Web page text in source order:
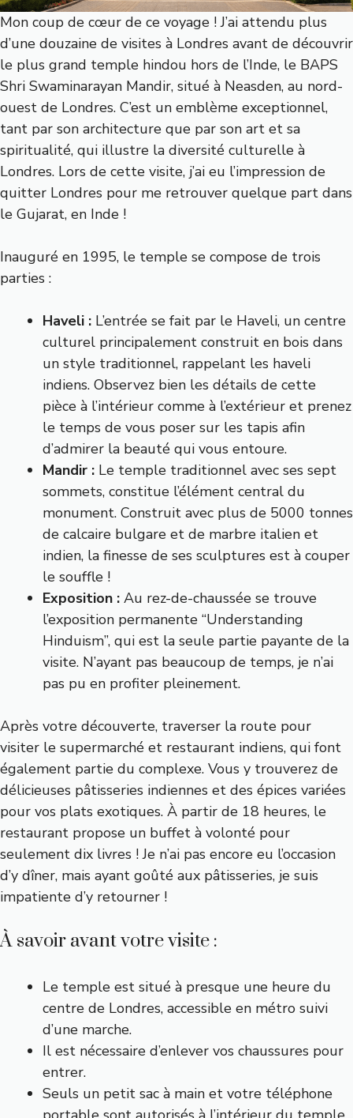
Mon coup de cœur de ce voyage ! J’ai attendu plus
d’une douzaine de visites à Londres avant de découvrir
le plus grand temple hindou hors de l’Inde, le BAPS
Shri Swaminarayan Mandir, situé à Neasden, au nord-
ouest de Londres. C’est un emblème exceptionnel,
tant par son architecture que par son art et sa
spiritualité, qui illustre la diversité culturelle à
Londres. Lors de cette visite, j’ai eu l’impression de
quitter Londres pour me retrouver quelque part dans
le Gujarat, en Inde !
Inauguré en 1995, le temple se compose de trois
parties :
Haveli : L’entrée se fait par le Haveli, un centre
culturel principalement construit en bois dans
un style traditionnel, rappelant les haveli
indiens. Observez bien les détails de cette
pièce à l’intérieur comme à l’extérieur et prenez
le temps de vous poser sur les tapis afin
d’admirer la beauté qui vous entoure.
Mandir : Le temple traditionnel avec ses sept
sommets, constitue l’élément central du
monument. Construit avec plus de 5000 tonnes
de calcaire bulgare et de marbre italien et
indien, la finesse de ses sculptures est à couper
le souffle !
Exposition : Au rez-de-chaussée se trouve
l’exposition permanente “Understanding
Hinduism”, qui est la seule partie payante de la
visite. N’ayant pas beaucoup de temps, je n’ai
pas pu en profiter pleinement.
Après votre découverte, traverser la route pour
visiter le supermarché et restaurant indiens, qui font
également partie du complexe. Vous y trouverez de
délicieuses pâtisseries indiennes et des épices variées
pour vos plats exotiques. À partir de 18 heures, le
restaurant propose un buffet à volonté pour
seulement dix livres ! Je n’ai pas encore eu l’occasion
d’y dîner, mais ayant goûté aux pâtisseries, je suis
impatiente d’y retourner !
À savoir avant votre visite :
Le temple est situé à presque une heure du
centre de Londres, accessible en métro suivi
d’une marche.
Il est nécessaire d’enlever vos chaussures pour
entrer.
Seuls un petit sac à main et votre téléphone